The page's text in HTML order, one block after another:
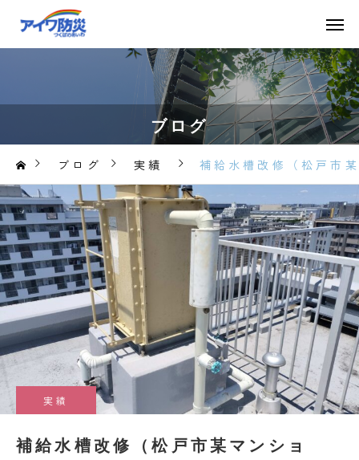
ブログ
ブログ 実績 補給水槽改修（松戸市
実績
補給水槽改修（松戸市某マンショ